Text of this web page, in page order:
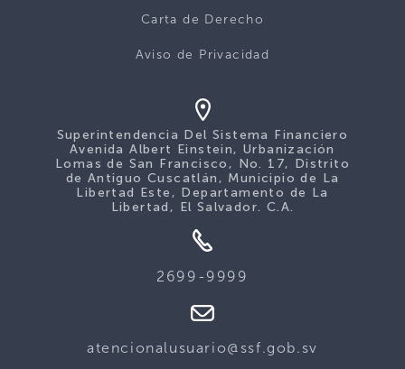
Carta de Derecho
Aviso de Privacidad
Superintendencia Del Sistema Financiero
Avenida Albert Einstein, Urbanización
Lomas de San Francisco, No. 17, Distrito
de Antiguo Cuscatlán, Municipio de La
Libertad Este, Departamento de La
Libertad, El Salvador. C.A.
2699-9999
atencionalusuario@ssf.gob.sv